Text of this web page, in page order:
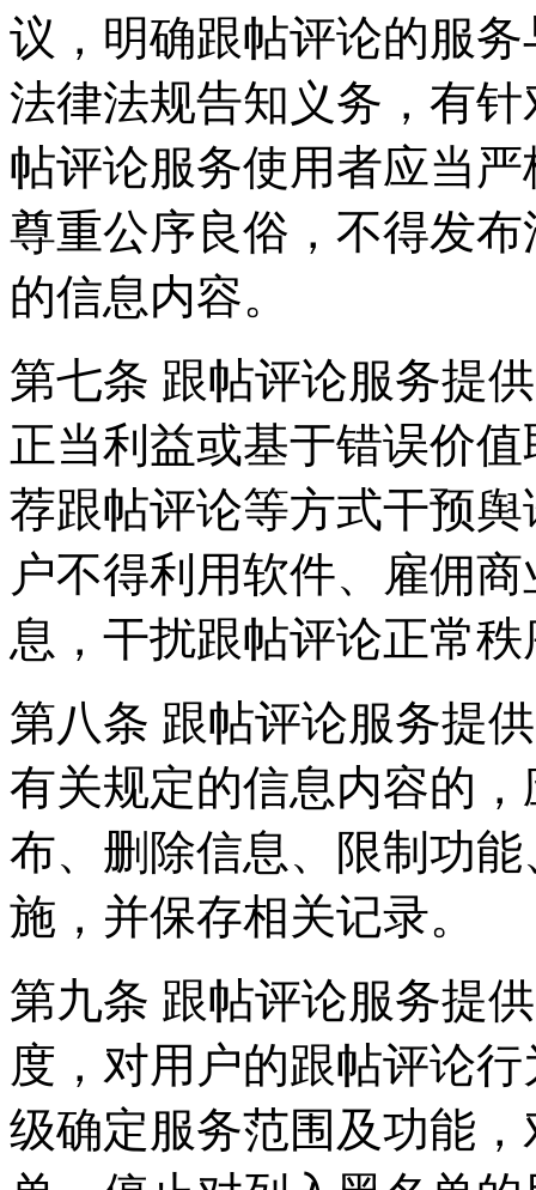
议，明确跟帖评论的服
法律法规告知义务，有
帖评论服务使用者应当
尊重公序良俗，不得发
的信息内容。
第七条 跟帖评论服务提
正当利益或基于错误价
荐跟帖评论等方式干预
户不得利用软件、雇佣
息，干扰跟帖评论正常
第八条 跟帖评论服务提
有关规定的信息内容的
布、删除信息、限制功
施，并保存相关记录。
第九条 跟帖评论服务提
度，对用户的跟帖评论
级确定服务范围及功能